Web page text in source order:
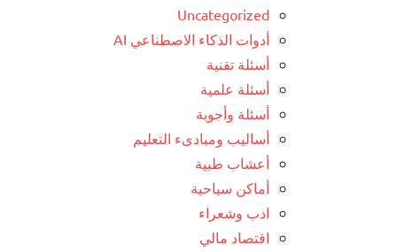
Uncategorized
أدوات الذكاء الاصطناعي AI
أسئلة تقنية
أسئلة علمية
أسئلة وأجوبة
أساليب ومبادىء التعليم
أعشاب طبية
أماكن سياحية
ادب وشعراء
اقتصاد مالي